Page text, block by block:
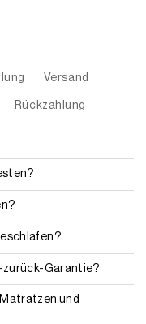
Versand
Rückzahlung
zurück-Garantie?
Matratzen und